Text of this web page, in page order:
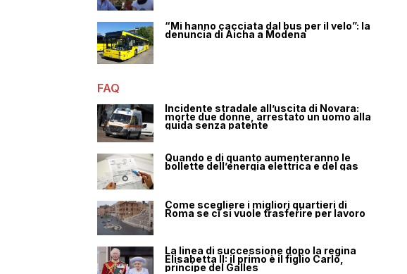
“Mi hanno cacciata dal bus per il velo”: la
denuncia di Aicha a Modena
FAQ
Incidente stradale all’uscita di Novara:
morte due donne, arrestato un uomo alla
guida senza patente
Quando e di quanto aumenteranno le
bollette dell’energia elettrica e del gas
Come scegliere i migliori quartieri di
Roma se ci si vuole trasferire per lavoro
La linea di successione dopo la regina
Elisabetta II: il primo è il figlio Carlo,
principe del Galles